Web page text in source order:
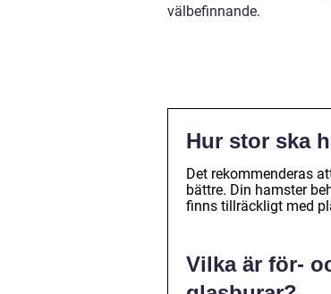
välbefinnande.
Hur stor ska
Det rekommenderas
bättre. Din hamster
finns tillräckligt med
Vilka är för-